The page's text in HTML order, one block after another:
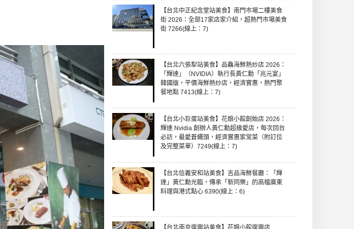
【台北中正紀念堂站美食】南門市場二樓美食
街 2026：全部17家店家介紹，超熱門市場美食
街 7266(線上：7)
【台北六張犁站美食】品鱻海鮮熱炒店 2026：
「輝達」（NVIDIA）執行長黃仁勳「兆元宴」
韓國版，平價海鮮熱炒店，經濟實惠，熱門聚
餐地點 7413(線上：7)
【台北小巨蛋站美食】花娘小館創始店 2026：
輝達 Nvidia 創辦人黃仁勳超級愛店，每次回台
必訪，最愛蒼蠅頭，經濟實惠家常菜（附訂位
及完整菜單）7249(線上：7)
【台北信義安和站美食】吉品海鮮餐廳：「輝
達」黃仁勳光臨，傳承「新同樂」的高檔廣東
料理與港式點心 6390(線上：6)
【台北南京復興站美食】花娘小館復興店